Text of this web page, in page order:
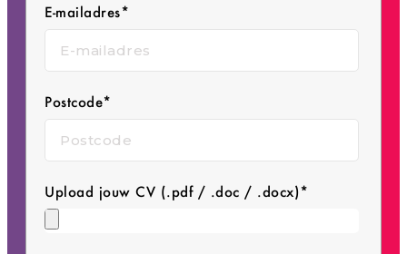
E-mailadres*
Postcode*
Upload jouw CV (.pdf / .doc / .docx)*